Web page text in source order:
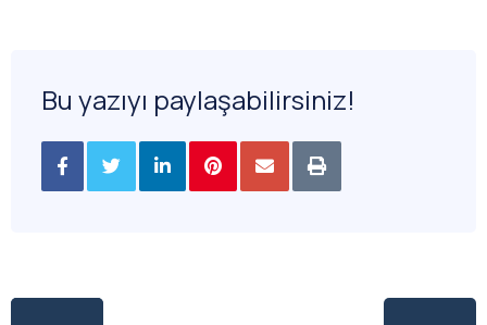
Bu yazıyı paylaşabilirsiniz!